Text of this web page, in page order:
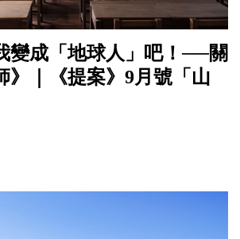
變成「地球人」吧！──關
》｜《提案》9月號「山